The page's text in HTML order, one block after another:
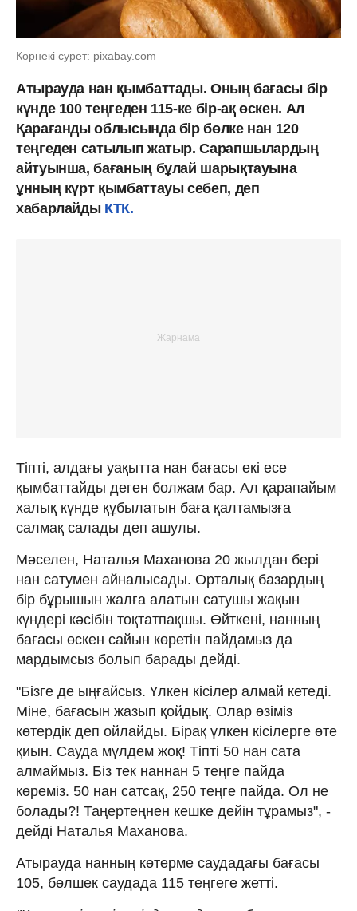
Көрнекі сурет: pixabay.com
Атырауда нан қымбаттады. Оның бағасы бір
күнде 100 теңгеден 115-ке бір-ақ өскен. Ал
Қарағанды облысында бір бөлке нан 120
теңгеден сатылып жатыр. Сарапшылардың
айтуынша, бағаның бұлай шарықтауына
ұнның күрт қымбаттауы себеп, деп
хабарлайды КТК.
Тіпті, алдағы уақытта нан бағасы екі есе
қымбаттайды деген болжам бар. Ал қарапайым
халық күнде құбылатын баға қалтамызға
салмақ салады деп ашулы.
Мәселен, Наталья Маханова 20 жылдан бері
нан сатумен айналысады. Орталық базардың
бір бұрышын жалға алатын сатушы жақын
күндері кәсібін тоқтатпақшы. Өйткені, нанның
бағасы өскен сайын көретін пайдамыз да
мардымсыз болып барады дейді.
"Бізге де ыңғайсыз. Үлкен кісілер алмай кетеді.
Міне, бағасын жазып қойдық. Олар өзіміз
көтердік деп ойлайды. Бірақ үлкен кісілерге өте
қиын. Сауда мүлдем жоқ! Тіпті 50 нан сата
алмаймыз. Біз тек наннан 5 теңге пайда
көреміз. 50 нан сатсақ, 250 теңге пайда. Ол не
болады?! Таңертеңнен кешке дейін тұрамыз", -
дейді Наталья Маханова.
Атырауда нанның көтерме саудадағы бағасы
105, бөлшек саудада 115 теңгеге жетті.